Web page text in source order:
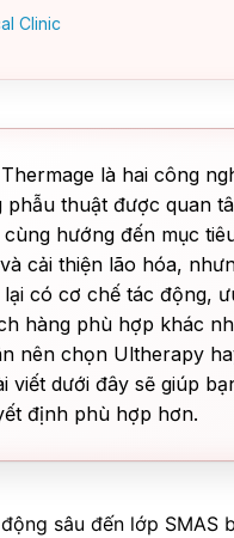
Clinic
là hai công
phẫu thuật được quan
cùng hướng đến mục
cải thiện lão hóa,
có cơ chế tác động,
hàng phù hợp khác
nên chọn Ultherapy
viết dưới đây sẽ giúp
định phù hợp hơn.
sâu đến lớp SMAS